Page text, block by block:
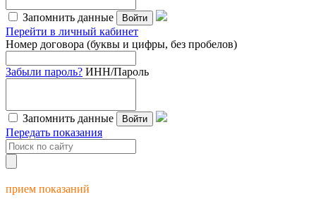
Запомнить данные Войти
Перейти в личный кабинет
Номер договора (буквы и цифры, без пробелов)
Забыли пароль? ИНН/Пароль
Запомнить данные Войти
Передать показания
прием показаний